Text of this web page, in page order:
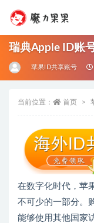
瑞典Apple ID账
苹果ID共享账号
当前位置： 首页
在数字化时代，苹
不可少的一部分。
能够使用其他国家